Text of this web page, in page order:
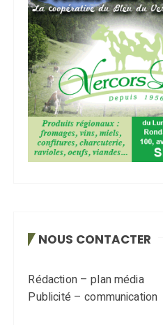
NOUS CONTACTER
Rédaction – plan média
Publicité – communication